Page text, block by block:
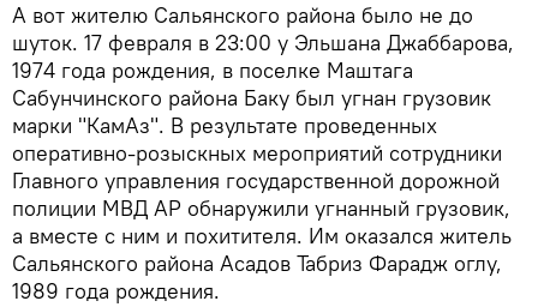
А вот жителю Сальянского района было не до
шуток. 17 февраля в 23:00 у Эльшана Джаббарова,
1974 года рождения, в поселке Маштага
Сабунчинского района Баку был угнан грузовик
марки "КамАз". В результате проведенных
оперативно-розыскных мероприятий сотрудники
Главного управления государственной дорожной
полиции МВД АР обнаружили угнанный грузовик,
а вместе с ним и похитителя. Им оказался житель
Сальянского района Асадов Табриз Фарадж оглу,
1989 года рождения.